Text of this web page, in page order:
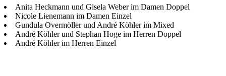
Anita Heckmann und Gisela Weber im Damen Doppel
Nicole Lienemann im Damen Einzel
Gundula Overmöller und André Köhler im Mixed
André Köhler und Stephan Hoge im Herren Doppel
André Köhler im Herren Einzel